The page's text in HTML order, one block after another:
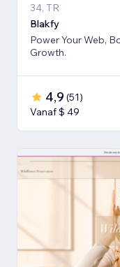
34, TR
Blakfy
Power Your Web,
Growth.
4,9 (51)
Vanaf $ 49